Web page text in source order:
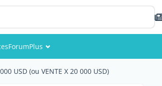
ForumPlus
Événements
USD (ou VENTE X 20 000 USD)